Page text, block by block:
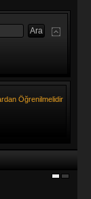
Öğrenilmelidir